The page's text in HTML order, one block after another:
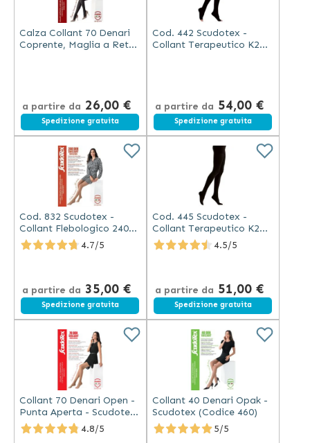
Calza Collant 70 Denari
Coprente, Maglia a Rete
a partire da 26,00 €
Spedizione gratuita
Cod. 442 Scudotex -
Collant Terapeutico K2
a partire da 54,00 €
Spedizione gratuita
Cod. 832 Scudotex -
Collant Flebologico 240
Denari Punta Aperta -
mm Hg 23-32
4.7/5
a partire da 35,00 €
Spedizione gratuita
Cod. 445 Scudotex -
Collant Terapeutico K2
Microfibra Punta Chiusa
Nero
4.5/5
a partire da 51,00 €
Spedizione gratuita
Collant 70 Denari Open -
Punta Aperta - Scudotex
(Codice 822) 4.8/5
Collant 40 Denari Opak -
Scudotex (Codice 460)
5/5